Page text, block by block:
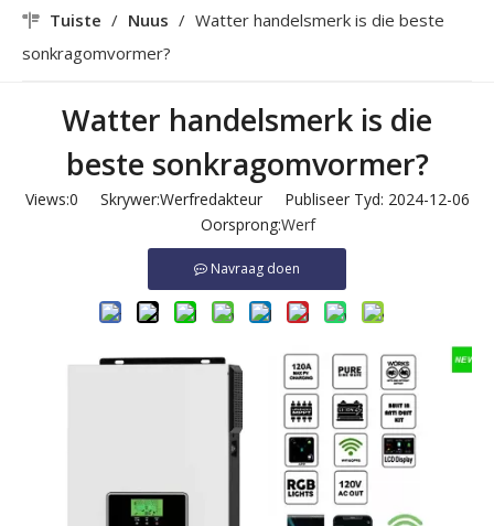
Tuiste / Nuus / Watter handelsmerk is die beste
sonkragomvormer?
Watter handelsmerk is die
beste sonkragomvormer?
Views:0 Skrywer:Werfredakteur Publiseer Tyd: 2024-12-06
Oorsprong:Werf
Navraag doen